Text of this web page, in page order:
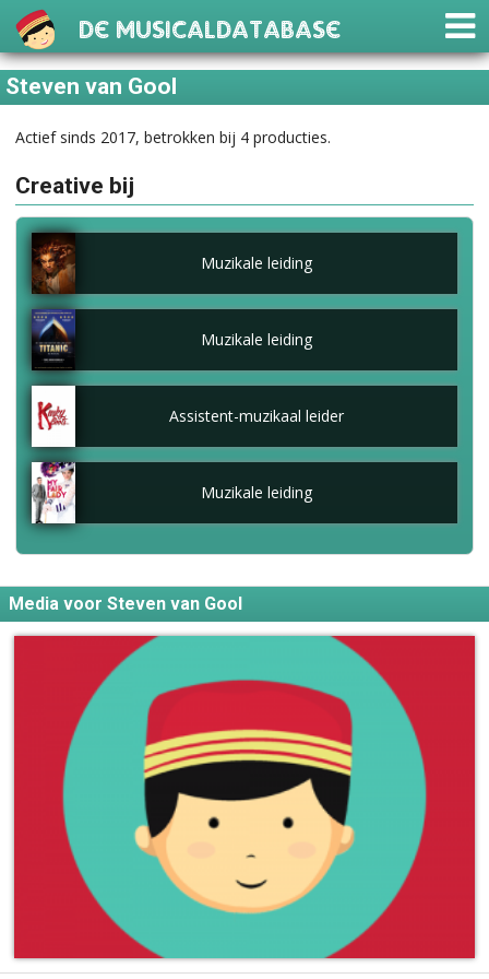
De Musicaldatabase
Steven van Gool
Actief sinds 2017, betrokken bij 4 producties.
Creative bij
Muzikale leiding
Muzikale leiding
Assistent-muzikaal leider
Muzikale leiding
Media voor Steven van Gool